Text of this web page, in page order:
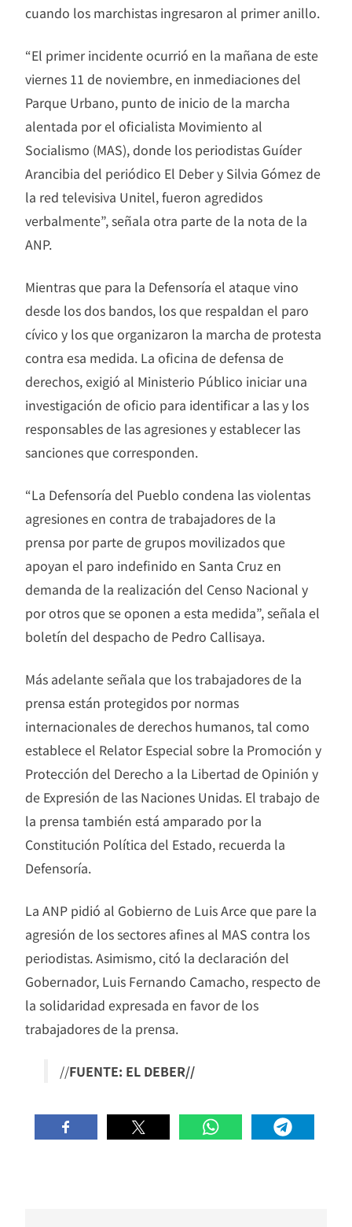
cuando los marchistas ingresaron al primer anillo.
“El primer incidente ocurrió en la mañana de este
viernes 11 de noviembre, en inmediaciones del
Parque Urbano, punto de inicio de la marcha
alentada por el oficialista Movimiento al
Socialismo (MAS), donde los periodistas Guíder
Arancibia del periódico El Deber y Silvia Gómez de
la red televisiva Unitel, fueron agredidos
verbalmente”, señala otra parte de la nota de la
ANP.
Mientras que para la Defensoría el ataque vino
desde los dos bandos, los que respaldan el paro
cívico y los que organizaron la marcha de protesta
contra esa medida. La oficina de defensa de
derechos, exigió al Ministerio Público iniciar una
investigación de oficio para identificar a las y los
responsables de las agresiones y establecer las
sanciones que corresponden.
“La Defensoría del Pueblo condena las violentas
agresiones en contra de trabajadores de la
prensa por parte de grupos movilizados que
apoyan el paro indefinido en Santa Cruz en
demanda de la realización del Censo Nacional y
por otros que se oponen a esta medida”, señala el
boletín del despacho de Pedro Callisaya.
Más adelante señala que los trabajadores de la
prensa están protegidos por normas
internacionales de derechos humanos, tal como
establece el Relator Especial sobre la Promoción y
Protección del Derecho a la Libertad de Opinión y
de Expresión de las Naciones Unidas. El trabajo de
la prensa también está amparado por la
Constitución Política del Estado, recuerda la
Defensoría.
La ANP pidió al Gobierno de Luis Arce que pare la
agresión de los sectores afines al MAS contra los
periodistas. Asimismo, citó la declaración del
Gobernador, Luis Fernando Camacho, respecto de
la solidaridad expresada en favor de los
trabajadores de la prensa.
//FUENTE: EL DEBER//